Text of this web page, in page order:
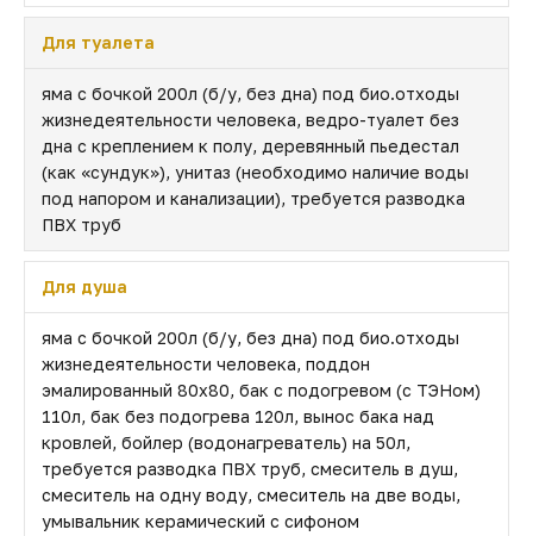
Для туалета
яма с бочкой 200л (б/у, без дна) под био.отходы
жизнедеятельности человека, ведро-туалет без
дна с креплением к полу, деревянный пьедестал
(как «сундук»), унитаз (необходимо наличие воды
под напором и канализации), требуется разводка
ПВХ труб
Для душа
яма с бочкой 200л (б/у, без дна) под био.отходы
жизнедеятельности человека, поддон
эмалированный 80х80, бак с подогревом (с ТЭНом)
110л, бак без подогрева 120л, вынос бака над
кровлей, бойлер (водонагреватель) на 50л,
требуется разводка ПВХ труб, смеситель в душ,
смеситель на одну воду, смеситель на две воды,
умывальник керамический с сифоном